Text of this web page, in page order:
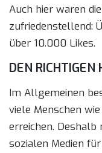
Auch hier waren
zufriedenstellend:
über 10.000 Likes.
DEN
Im Allgemeinen
viele Menschen
erreichen. Deshalb
sozialen Medien